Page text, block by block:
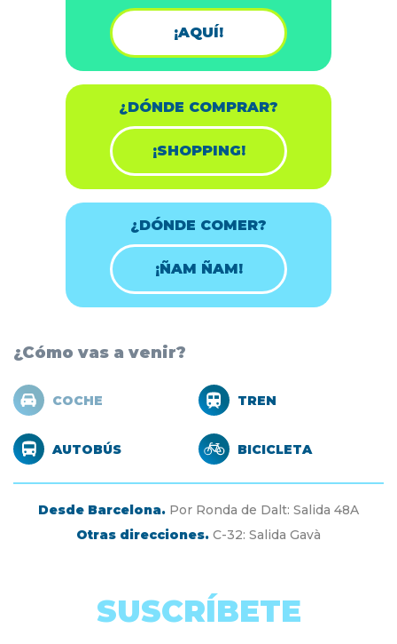
¡AQUÍ!
¿DÓNDE COMPRAR?
¡SHOPPING!
¿DÓNDE COMER?
¡ÑAM ÑAM!
¿Cómo vas a venir?
COCHE TREN
AUTOBÚS BICICLETA
Desde Barcelona. Por Ronda de Dalt: Salida 48A
Otras direcciones. C-32: Salida Gavà
SUSCRÍBETE